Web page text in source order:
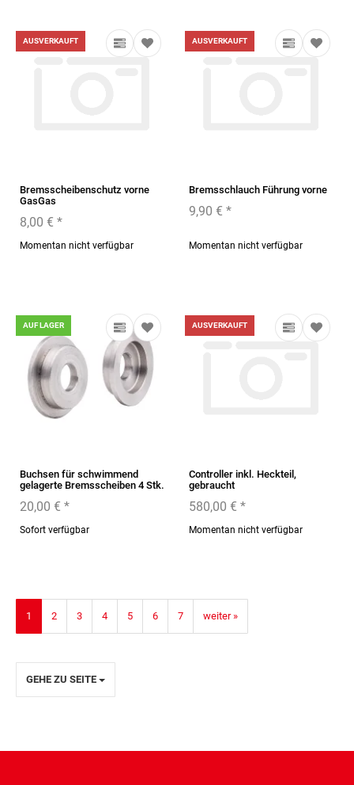
AUSVERKAUFT
Bremsscheibenschutz vorne
GasGas
8,00 € *
Momentan nicht verfügbar
AUSVERKAUFT
Bremsschlauch Führung vorne
9,90 € *
Momentan nicht verfügbar
AUF LAGER
Buchsen für schwimmend
gelagerte Bremsscheiben 4 Stk.
20,00 € *
Sofort verfügbar
AUSVERKAUFT
Controller inkl. Heckteil,
gebraucht
580,00 € *
Momentan nicht verfügbar
1 2 3 4 5 6 7 weiter »
GEHE ZU SEITE